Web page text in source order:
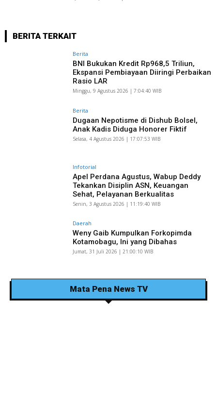
BERITA TERKAIT
Berita
BNI Bukukan Kredit Rp968,5 Triliun,
Ekspansi Pembiayaan Diiringi Perbaikan
Rasio LAR
Minggu, 9 Agustus 2026 | 7:04:40 WIB
Berita
Dugaan Nepotisme di Dishub Bolsel,
Anak Kadis Diduga Honorer Fiktif
Selasa, 4 Agustus 2026 | 17:07:53 WIB
Infotorial
Apel Perdana Agustus, Wabup Deddy
Tekankan Disiplin ASN, Keuangan
Sehat, Pelayanan Berkualitas
Senin, 3 Agustus 2026 | 11:19:40 WIB
Daerah
Weny Gaib Kumpulkan Forkopimda
Kotamobagu, Ini yang Dibahas
Jumat, 31 Juli 2026 | 21:00:10 WIB
Mata Pena News TV